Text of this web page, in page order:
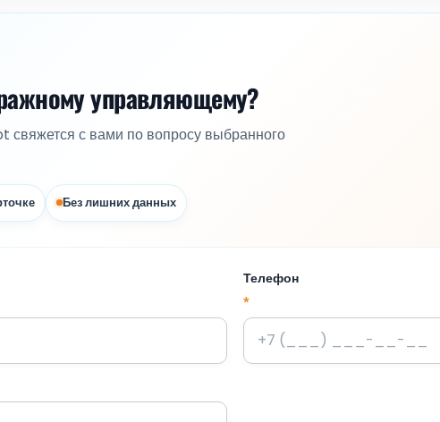
управляющему?
свяжется с вами по вопросу выбранного
Без лишних данных
Телефон
*